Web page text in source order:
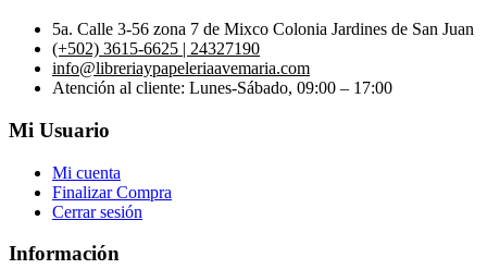
5a. Calle 3-56 zona 7 de Mixco Colonia Jardines de San Juan
(+502) 3615-6625 | 24327190
info@libreriaypapeleriaavemaria.com
Atención al cliente: Lunes-Sábado, 09:00 – 17:00
Mi Usuario
Mi cuenta
Finalizar Compra
Cerrar sesión
Información